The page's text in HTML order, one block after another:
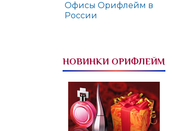
Офисы Орифлейм в
России
НОВИНКИ ОРИФЛЕЙМ